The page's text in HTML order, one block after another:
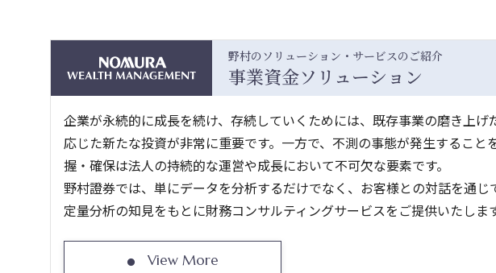
野村のソリューション・サービスのご紹介
事業資金ソリューション
企業が永続的に成長を続け、存続していくためには、既存事業の磨き上
応じた新たな投資が非常に重要です。一方で、不測の事態が発生するこ
握・確保は法人の持続的な運営や成長において不可欠な要素です。
野村證券では、単にデータを分析するだけでなく、お客様との対話を通
定量分析の知見をもとに財務コンサルティングサービスをご提供いたします
View More